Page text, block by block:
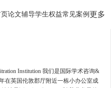
论文辅导学生权益常见案例 更多
Institution 我们是国际学术咨询&
在英国伦敦郡厅附近一栋小办公室成